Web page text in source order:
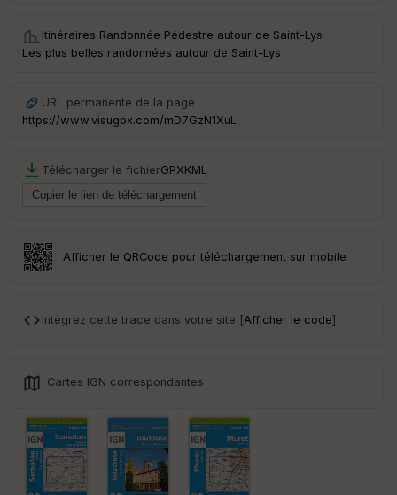
Itinéraires Randonnée Pédestre autour de Saint-Lys·
Les plus belles randonnées autour de Saint-Lys
URL permanente de la page
https://www.visugpx.com/mD7GzN1XuL
Télécharger le fichierGPXKML
Afficher le QRCode pour téléchargement sur mobile
Intégrez cette trace dans votre site [Afficher le code]
Cartes IGN correspondantes